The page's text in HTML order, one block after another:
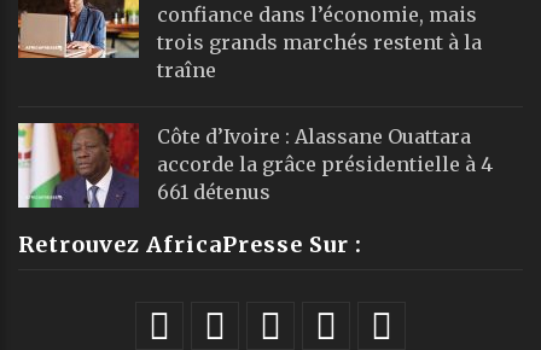
confiance dans l’économie, mais
trois grands marchés restent à la
traîne
Côte d’Ivoire : Alassane Ouattara
accorde la grâce présidentielle à 4
661 détenus
Retrouvez AfricaPresse Sur :